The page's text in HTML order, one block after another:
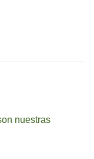
nuestras